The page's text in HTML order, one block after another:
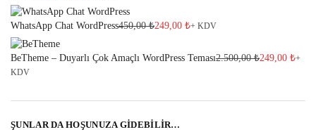
WhatsApp Chat WordPress450,00₺249,00 ₺+ KDV
BeTheme – Duyarlı Çok Amaçlı WordPress Teması2.500,00₺249,00 ₺+
KDV
ŞUNLAR DA HOŞUNUZA GİDEBİLİR…